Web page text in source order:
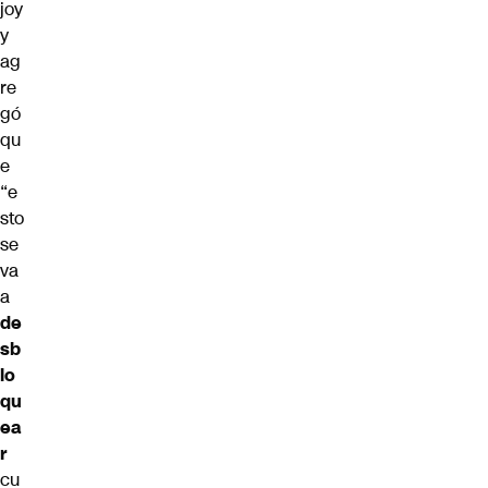
joy
y
ag
re
gó
qu
e
“e
sto
se
va
a
de
sb
lo
qu
ea
r
cu